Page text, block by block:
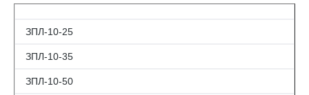
ЗПЛ-10-25
ЗПЛ-10-35
ЗПЛ-10-50